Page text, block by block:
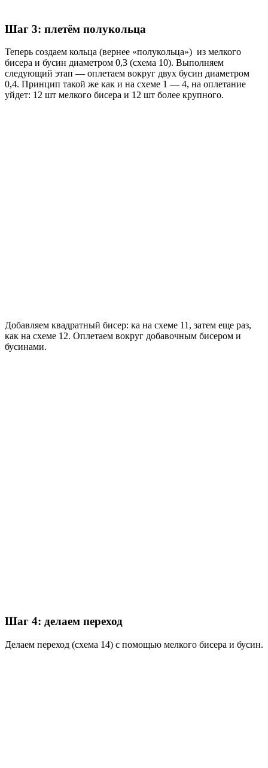
Шаг 3: плетём полукольца
Теперь создаем кольца (вернее «полукольца») из мелкого
бисера и бусин диаметром 0,3 (схема 10). Выполняем
следующий этап — оплетаем вокруг двух бусин диаметром
0,4. Принцип такой же как и на схеме 1 — 4, на оплетание
уйдет: 12 шт мелкого бисера и 12 шт более крупного.
Добавляем квадратный бисер: ка на схеме 11, затем еще раз,
как на схеме 12. Оплетаем вокруг добавочным бисером и
бусинами.
Шаг 4: делаем переход
Делаем переход (схема 14) с помощью мелкого бисера и бусин.